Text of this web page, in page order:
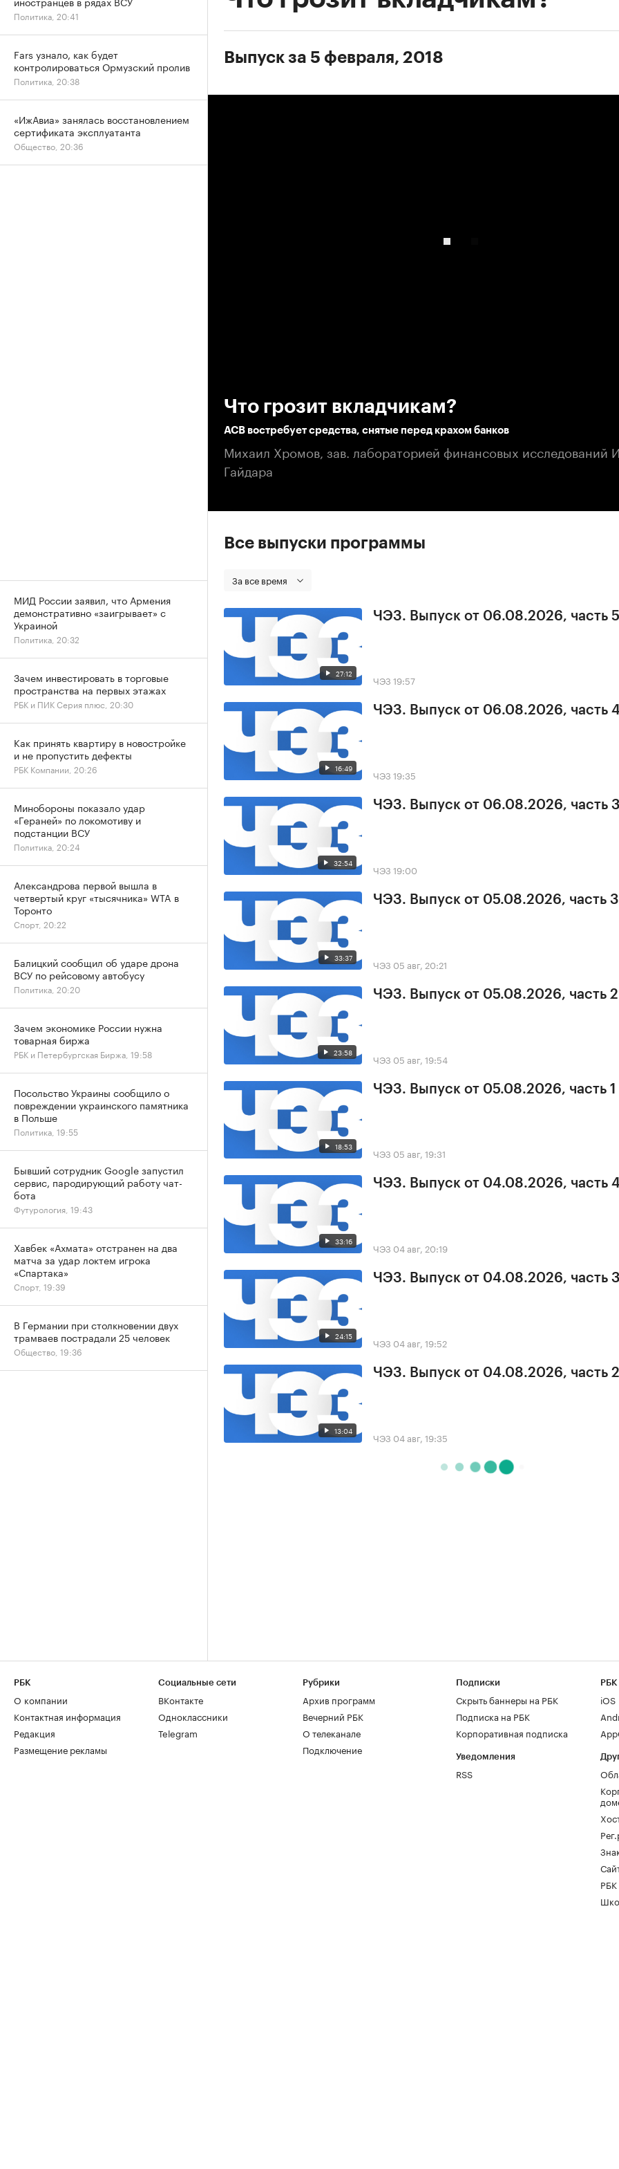
Выпуск за 5 февраля, 2018
Что грозит вкладчикам?
АСВ востребует средства, снятые перед крахом банков
Михаил Хромов, зав. лабораторией финансовых исследований
Гайдара
Все выпуски программы
За все время
27:12
ЧЭЗ. Выпуск от 06.08.2026, часть 5
ЧЭЗ 19:57
16:49
ЧЭЗ. Выпуск от 06.08.2026, часть
ЧЭЗ 19:35
32:54
ЧЭЗ. Выпуск от 06.08.2026, часть
ЧЭЗ 19:00
33:37
ЧЭЗ. Выпуск от 05.08.2026, часть 3
ЧЭЗ 05 авг, 20:21
23:58
ЧЭЗ. Выпуск от 05.08.2026, часть 2
ЧЭЗ 05 авг, 19:54
18:53
ЧЭЗ. Выпуск от 05.08.2026, часть 1
ЧЭЗ 05 авг, 19:31
33:16
ЧЭЗ. Выпуск от 04.08.2026, часть
ЧЭЗ 04 авг, 20:19
24:15
ЧЭЗ. Выпуск от 04.08.2026, часть
ЧЭЗ 04 авг, 19:52
13:04
ЧЭЗ. Выпуск от 04.08.2026, часть 2
ЧЭЗ 04 авг, 19:35
Политика, 20:41
Fars узнало, как будет
контролироваться Ормузский пролив
Политика, 20:38
«ИжАвиа» занялась восстановлением
сертификата эксплуатанта
Общество, 20:36
МИД России заявил, что Армения
демонстративно «заигрывает» с
Украиной
Политика, 20:32
Зачем инвестировать в торговые
пространства на первых этажах
РБК и ПИК Серия плюс, 20:30
Как принять квартиру в новостройке
и не пропустить дефекты
РБК Компании, 20:26
Минобороны показало удар
«Гераней» по локомотиву и
подстанции ВСУ
Политика, 20:24
Александрова первой вышла в
четвертый круг «тысячника» WTA в
Торонто
Спорт, 20:22
Балицкий сообщил об ударе дрона
ВСУ по рейсовому автобусу
Политика, 20:20
Зачем экономике России нужна
товарная биржа
РБК и Петербургская Биржа, 19:58
Посольство Украины сообщило о
повреждении украинского памятника
в Польше
Политика, 19:55
Бывший сотрудник Google запустил
сервис, пародирующий работу чат-
бота
Футурология, 19:43
Хавбек «Ахмата» отстранен на два
матча за удар локтем игрока
«Спартака»
Спорт, 19:39
В Германии при столкновении двух
трамваев пострадали 25 человек
Общество, 19:36
РБК
О компании
Контактная информация
Редакция
Размещение рекламы
Социальные сети
ВКонтакте
Одноклассники
Telegram
Рубрики
Архив программ
Вечерний РБК
О телеканале
Подключение
Подписки
Скрыть баннеры на РБК
Подписка на РБК
Корпоративная подписка
Уведомления
RSS
РБК
iOS